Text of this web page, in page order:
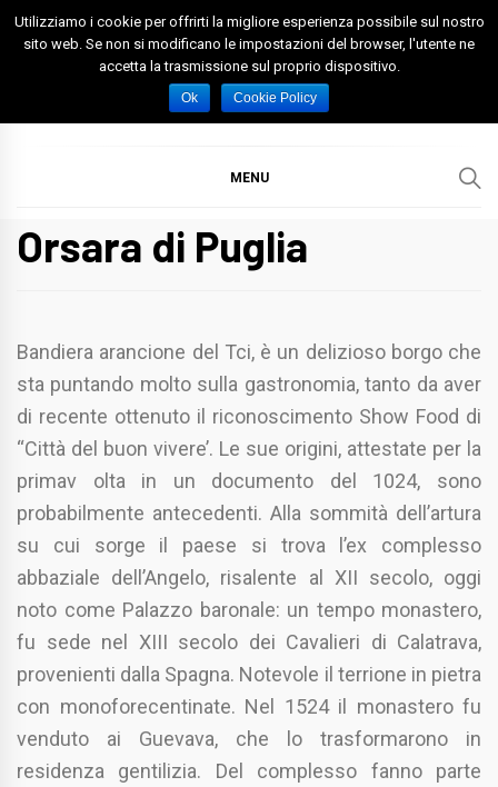
Skip
Spazio Foggia
Foggia News Calcio Eventi e Attività nella Capitanata
MENU
Orsara di Puglia
Bandiera arancione del Tci, è un delizioso borgo che
sta puntando molto sulla gastronomia, tanto da aver
di recente ottenuto il riconoscimento Show Food di
“Città del buon vivere’. Le sue origini, attestate per la
primav olta in un documento del 1024, sono
probabilmente antecedenti. Alla sommità dell’artura
su cui sorge il paese si trova l’ex complesso
abbaziale dell’Angelo, risalente al XII secolo, oggi
noto come Palazzo baronale: un tempo monastero,
fu sede nel XIII secolo dei Cavalieri di Calatrava,
provenienti dalla Spagna. Notevole il terrione in pietra
con monoforecentinate. Nel 1524 il monastero fu
venduto ai Guevava, che lo trasformarono in
residenza gentilizia. Del complesso fanno parte
Utilizziamo i cookie per offrirti la migliore esperienza possibile sul nostro
sito web. Se non si modificano le impostazioni del browser, l'utente ne
accetta la trasmissione sul proprio dispositivo.
Ok Cookie Policy